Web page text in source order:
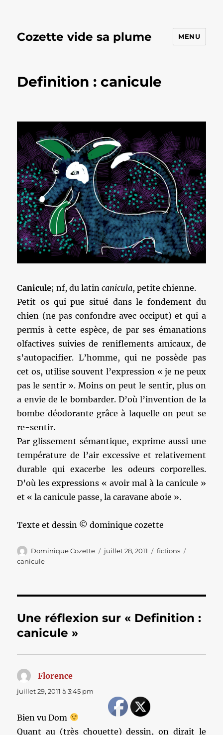
Cozette vide sa plume MENU
Definition : canicule
Canicule; nf, du latincanicula, petite chienne.
Petit os qui pue situé dans le fondement du
chien (ne pas confondre avec occiput) et qui a
permis à cette espèce, de par ses émanations
olfactives suivies de reniflements amicaux, de
s’autopacifier. L’homme, qui ne possède pas
cet os, utilise souvent l’expression « je ne peux
pas le sentir ». Moins on peut le sentir, plus on
a envie de le bombarder. D’où l’invention de la
bombe déodorante grâce à laquelle on peut se
re-sentir.
Par glissement sémantique, exprime aussi une
température de l’air excessive et relativement
durable qui exacerbe les odeurs corporelles.
D’où les expressions « avoir mal à la canicule »
et « la canicule passe, la caravane aboie ».
Texte et dessin © dominique cozette
Auteur
Dominique Cozette
Publié
juillet 28, 2011 Catégories
fictions
canicule
Une réflexion sur « Definition :
canicule »
Florence
juillet 29, 2011 à 3:45 pm
Bien vu Dom
Quant au (très chouette) dessin, on dirait le